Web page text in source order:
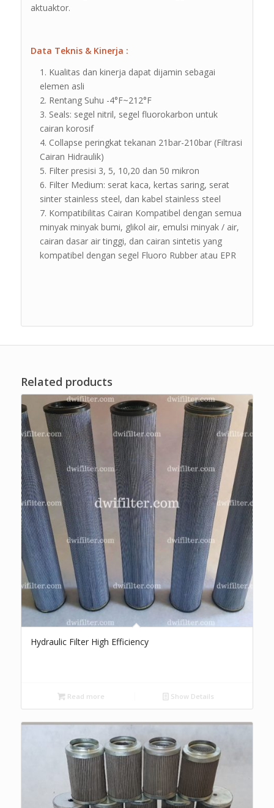
aktuaktor.
Data Teknis & Kinerja :
Kualitas dan kinerja dapat dijamin sebagai
elemen asli
Rentang Suhu -4°F~212°F
Seals: segel nitril, segel fluorokarbon untuk
cairan korosif
Collapse peringkat tekanan 21bar-210bar (Filtrasi
Cairan Hidraulik)
Filter presisi 3, 5, 10,20 dan 50 mikron
Filter Medium: serat kaca, kertas saring, serat
sinter stainless steel, dan kabel stainless steel
Kompatibilitas Cairan Kompatibel dengan semua
minyak minyak bumi, glikol air, emulsi minyak / air,
cairan dasar air tinggi, dan cairan sintetis yang
kompatibel dengan segel Fluoro Rubber atau EPR
Related products
Hydraulic Filter High Efficiency
Read more Show Details